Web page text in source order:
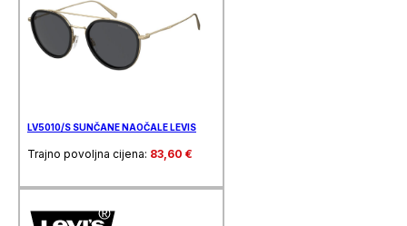
LV5010/S SUNČANE NAOČALE LEVIS
Trajno povoljna cijena: 83,60 €